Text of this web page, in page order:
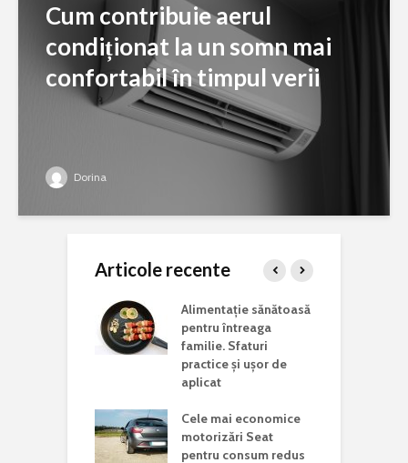
Cum contribuie aerul
condiționat la un somn mai
confortabil în timpul verii
Dorina
Articole recente
Alimentație sănătoasă
pentru întreaga
familie. Sfaturi
practice și ușor de
aplicat
Cele mai economice
motorizări Seat
pentru consum redus